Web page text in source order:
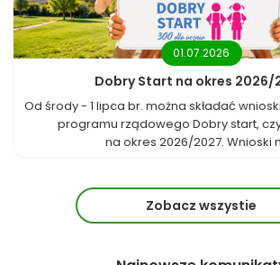
01.07.2026
Dobry Start na okres 2026/
Od środy - 1 lipca br. można składać
programu rządowego Dobry start,
na okres 2026/2027. Wnioski
Zobacz wszystie